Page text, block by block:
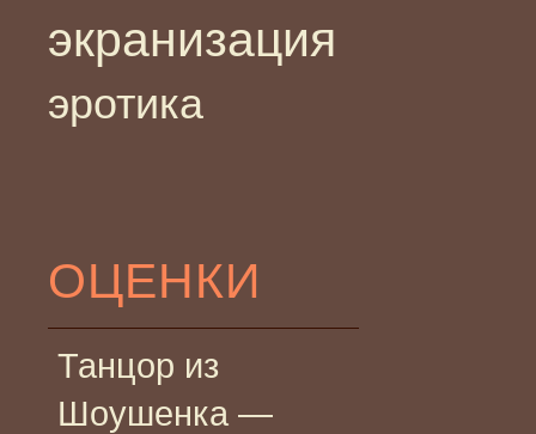
экранизация
эротика
ОЦЕНКИ
Танцор из
Шоушенка —